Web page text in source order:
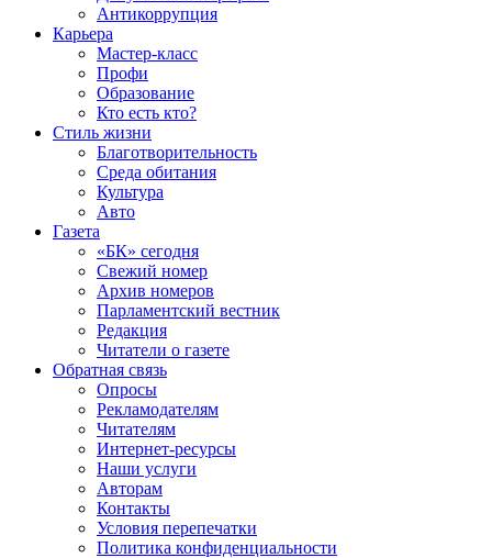
Антикоррупция
Карьера
Мастер-класс
Профи
Образование
Кто есть кто?
Стиль жизни
Благотворительность
Среда обитания
Культура
Авто
Газета
«БК» сегодня
Свежий номер
Архив номеров
Парламентский вестник
Редакция
Читатели о газете
Обратная связь
Опросы
Рекламодателям
Читателям
Интернет-ресурсы
Наши услуги
Авторам
Контакты
Условия перепечатки
Политика конфиденциальности